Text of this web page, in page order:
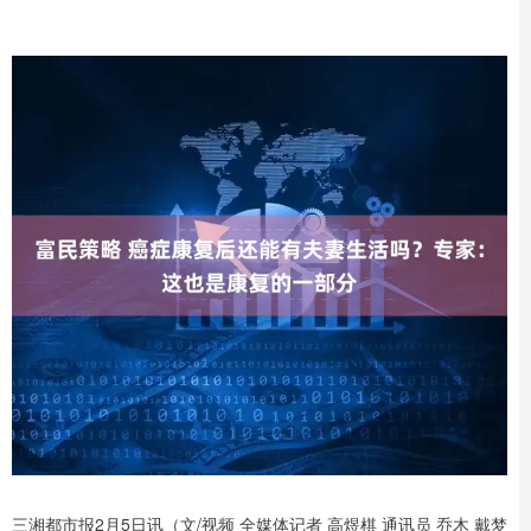
三湘都市报2月5日讯（文/视频 全媒体记者 高煜棋 通讯员 乔木 戴梦